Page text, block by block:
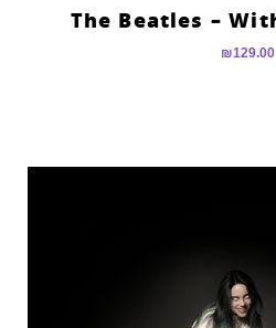
The Beatles –
₪129.00